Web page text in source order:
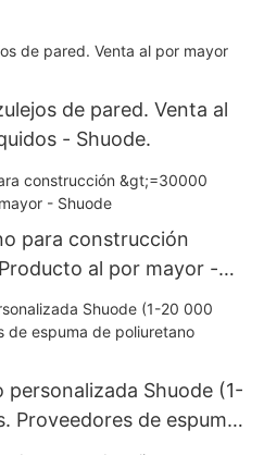
de pared. Venta al
- Shuode.
para construcción
al por mayor -
personalizada Shuode (1-
Proveedores de espuma